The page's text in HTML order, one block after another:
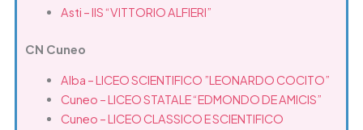
Asti – IIS “VITTORIO ALFIERI”
CN Cuneo
Alba – LICEO SCIENTIFICO ”LEONARDO COCITO”
Cuneo – LICEO STATALE “EDMONDO DE AMICIS”
Cuneo – LICEO CLASSICO E SCIENTIFICO